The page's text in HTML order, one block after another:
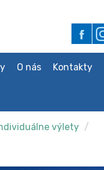
O nás Kontakty
výlety